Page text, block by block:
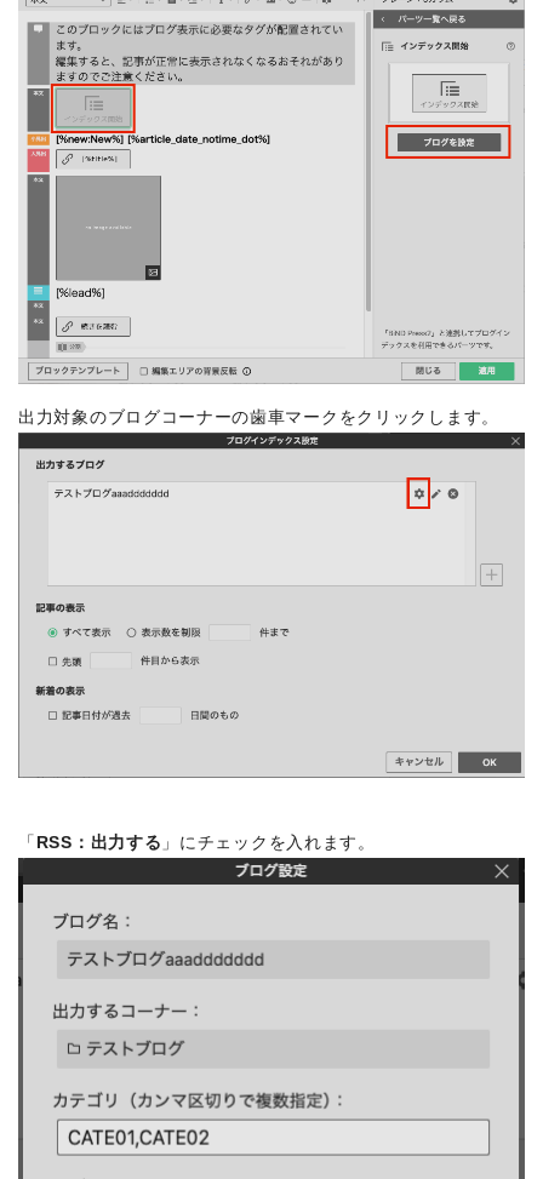
出力対象のブログコーナーの歯車マークをクリックします。
「 RSS：出力する 」にチェックを入れます。